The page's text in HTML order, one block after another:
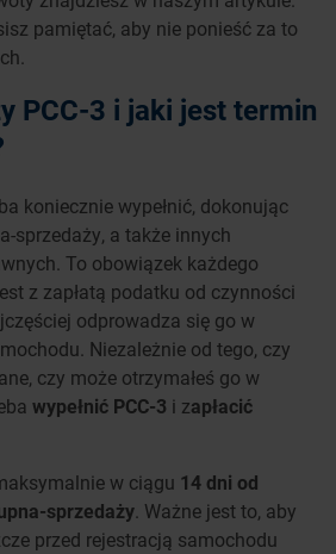
pamiętać, aby nie ponieść za to
PCC-3 i jaki jest termin
koniecznie wypełnić, dokonując
sprzedaży, a także innych
To obowiązek każdego
z zapłatą podatku od czynności
odprowadza się go w
Niezależnie od tego, czy
czy może otrzymałeś go w
wypełnić PCC-3 i zapłacić
w ciągu 14 dni od
sprzedaży. Ważne jest to, aby
przed rejestracją samochodu